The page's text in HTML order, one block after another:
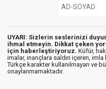
UYARI: Sizlerin seslerinizi
ihmal etmeyin. Dikkat çeken
için haberleştiriyoruz. Küfür,
imalar, inançlara saldırı içeren, imla
Türkçe karakter kullanılmayan ve
onaylanmamaktadır.